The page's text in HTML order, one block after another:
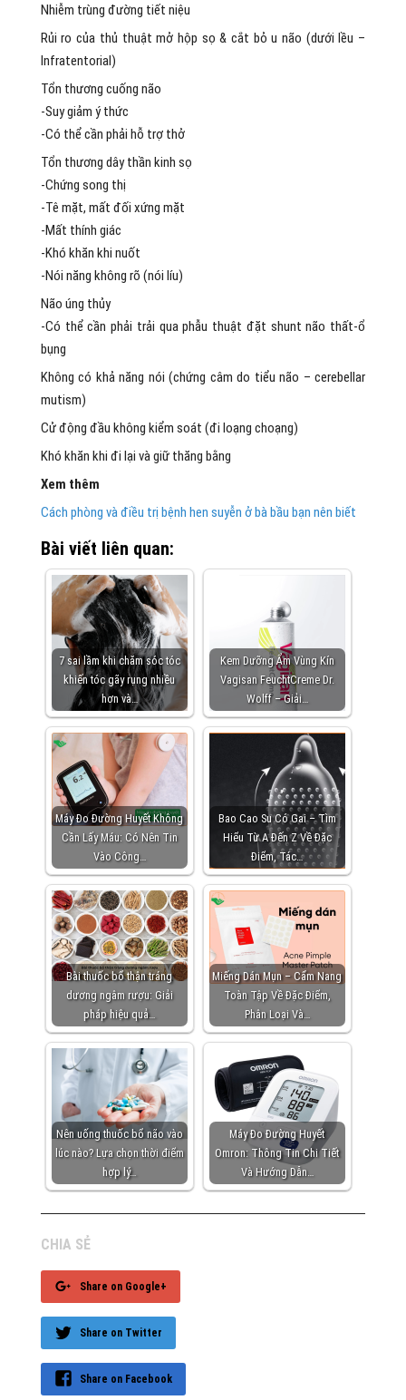
Nhiễm trùng đường tiết niệu
Rủi ro của thủ thuật mở hộp sọ & cắt bỏ u não (dưới lều –
Infratentorial)
Tổn thương cuống não
-Suy giảm ý thức
-Có thể cần phải hỗ trợ thở
Tổn thương dây thần kinh sọ
-Chứng song thị
-Tê mặt, mất đối xứng mặt
-Mất thính giác
-Khó khăn khi nuốt
-Nói năng không rõ (nói líu)
Não úng thủy
-Có thể cần phải trải qua phẫu thuật đặt shunt não thất-ổ
bụng
Không có khả năng nói (chứng câm do tiểu não – cerebellar
mutism)
Cử động đầu không kiểm soát (đi loạng choạng)
Khó khăn khi đi lại và giữ thăng bằng
Xem thêm
Cách phòng và điều trị bệnh hen suyễn ở bà bầu bạn nên biết
Bài viết liên quan:
7 sai lầm khi chăm sóc tóc
khiến tóc gãy rụng nhiều
hơn và…
Kem Dưỡng Ẩm Vùng Kín
Vagisan FeuchtCreme Dr.
Wolff – Giải…
Máy Đo Đường Huyết Không
Cần Lấy Máu: Có Nên Tin
Vào Công…
Bao Cao Su Có Gai – Tìm
Hiểu Từ A Đến Z Về Đặc
Điểm, Tác…
Bài thuốc bổ thận tráng
dương ngâm rượu: Giải
pháp hiệu quả…
Miếng Dán Mụn – Cẩm Nang
Toàn Tập Về Đặc Điểm,
Phân Loại Và…
Nên uống thuốc bổ não vào
lúc nào? Lựa chọn thời điểm
hợp lý…
Máy Đo Đường Huyết
Omron: Thông Tin Chi Tiết
Và Hướng Dẫn…
CHIA SẺ
Share on Google+
Share on Twitter
Share on Facebook